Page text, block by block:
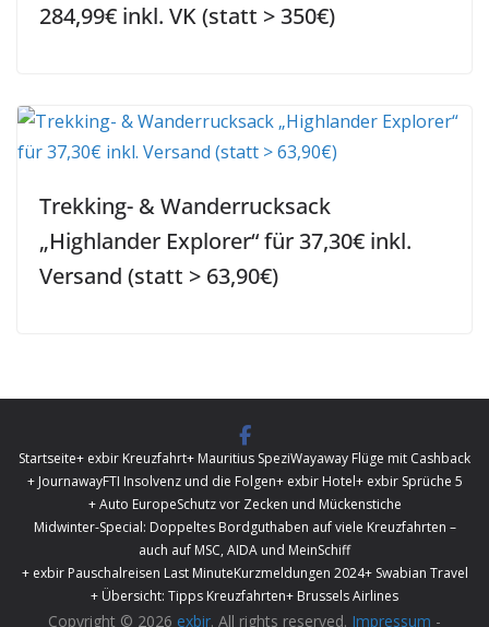
284,99€ inkl. VK (statt > 350€)
Trekking- & Wanderrucksack
„Highlander Explorer“ für 37,30€ inkl.
Versand (statt > 63,90€)
Startseite+ exbir Kreuzfahrt+ Mauritius SpeziWayaway Flüge mit Cashback
+ JournawayFTI Insolvenz und die Folgen+ exbir Hotel+ exbir Sprüche 5
+ Auto EuropeSchutz vor Zecken und Mückenstiche
Midwinter-Special: Doppeltes Bordguthaben auf viele Kreuzfahrten –
auch auf MSC, AIDA und MeinSchiff
+ exbir Pauschalreisen Last MinuteKurzmeldungen 2024+ Swabian Travel
+ Übersicht: Tipps Kreuzfahrten+ Brussels Airlines
Copyright © 2026 exbir. All rights reserved. Impressum -